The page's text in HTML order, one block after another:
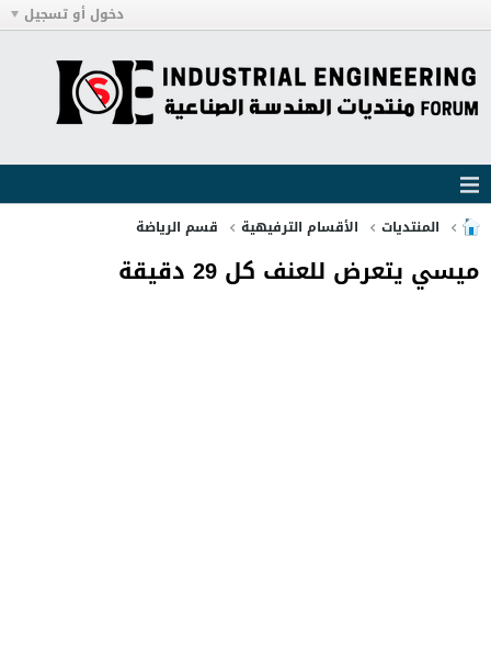
دخول أو تسجيل
المنتديات الأقسام الترفيهية قسم الرياضة
ميسي يتعرض للعنف كل 29 دقيقة